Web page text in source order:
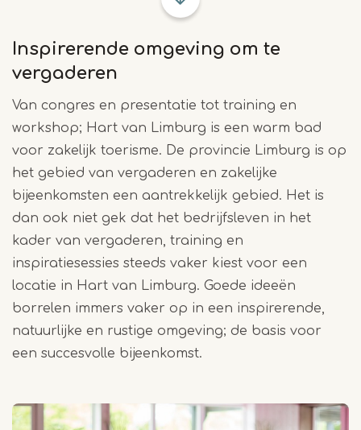
Inspirerende omgeving om te
vergaderen
Van congres en presentatie tot training en
workshop; Hart van Limburg is een warm bad
voor zakelijk toerisme. De provincie Limburg is op
het gebied van vergaderen en zakelijke
bijeenkomsten een aantrekkelijk gebied. Het is
dan ook niet gek dat het bedrijfsleven in het
kader van vergaderen, training en
inspiratiesessies steeds vaker kiest voor een
locatie in Hart van Limburg. Goede ideeën
borrelen immers vaker op in een inspirerende,
natuurlijke en rustige omgeving; de basis voor
een succesvolle bijeenkomst.